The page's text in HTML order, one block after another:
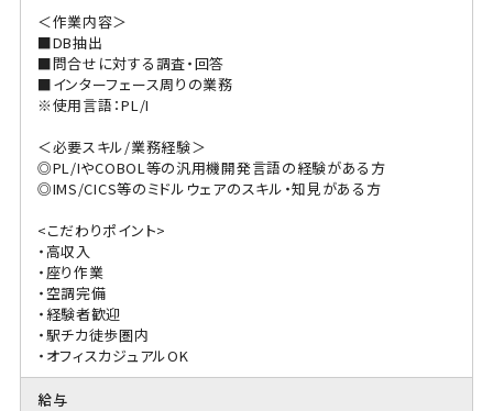
＜作業内容＞
■DB抽出
■問合せに対する調査・回答
■インターフェース周りの業務
※使用言語：PL/I
＜必要スキル/業務経験＞
◎PL/IやCOBOL等の汎用機開発言語の経験がある方
◎IMS/CICS等のミドルウェアのスキル・知見がある方
<こだわりポイント>
・高収入
・座り作業
・空調完備
・経験者歓迎
・駅チカ徒歩圏内
・オフィスカジュアルOK
給与